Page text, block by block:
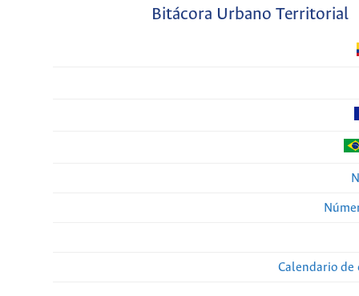
Bitácora Urbano Territorial
Calendario de